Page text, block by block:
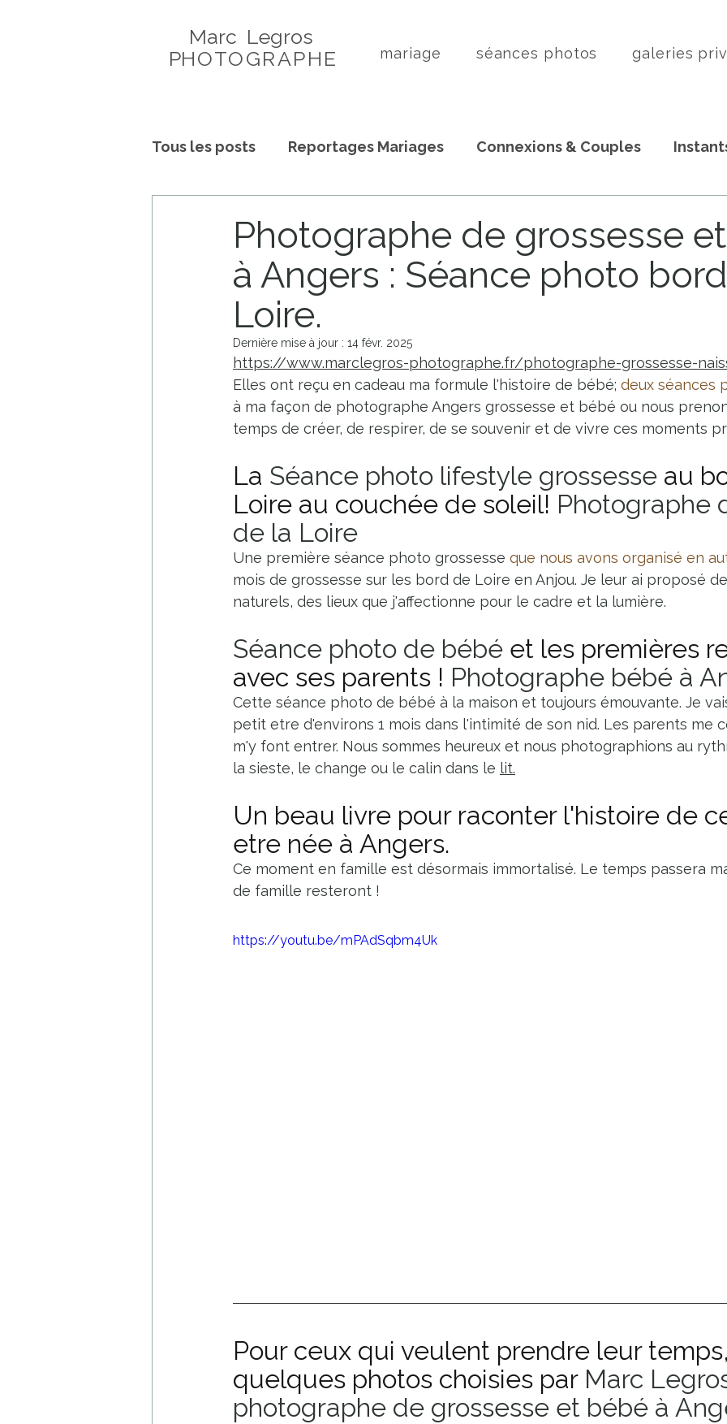
Marc Legros
PHOTOGRAPHE mariage séances photos galeries
Tous les posts Reportages Mariages Connexions & Couples
Photographe de grossesse
à Angers : Séance photo
Loire.
Dernière mise à jour : 14 févr. 2025
https://www.marclegros-photographe.fr/photographe-grossesse-
Elles ont reçu en cadeau ma formule l'histoire de bébé; deux séances
à ma façon de photographe Angers grossesse et bébé ou nous
temps de créer, de respirer, de se souvenir et de vivre ces moments
La Séance photo lifestyle grossesse au
Loire au couchée de soleil! Photographe
de la Loire
Une première séance photo grossesse que nous avons organisé en
mois de grossesse sur les bord de Loire en Anjou. Je leur ai proposé
naturels, des lieux que j'affectionne pour le cadre et la lumière.
Séance photo de bébé et les premières
avec ses parents ! Photographe bébé à
Cette séance photo de bébé à la maison et toujours émouvante. Je
petit etre d'environs 1 mois dans l'intimité de son nid. Les parents me
m'y font entrer. Nous sommes heureux et nous photographions au
la sieste, le change ou le calin dans le lit.
Un beau livre pour raconter l'histoire de
etre née à Angers.
Ce moment en famille est désormais immortalisé. Le temps passera
de famille resteront !
https://youtu.be/mPAdSqbm4Uk
Pour ceux qui veulent prendre leur temps,
quelques photos choisies par Marc
photographe de grossesse et bébé à